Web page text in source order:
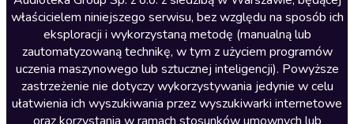
Nauka języków
Nauki humanistyczne
Podcasty i audycje
Polityka
Prasa
właścicielem niniejszego serwisu, bez względu na sposób ich
eksploracji i wykorzystaną metodę (manualną lub
zautomatyzowaną technikę, w tym z użyciem programów
uczenia maszynowego lub sztucznej inteligencji). Powyższe
zastrzeżenie nie dotyczy wykorzystywania jedynie w celu
ułatwienia ich wyszukiwania przez wyszukiwarki internetowe